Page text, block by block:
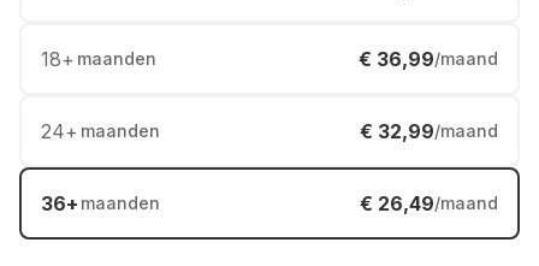
18+ maanden € 36,99/maand
24+ maanden € 32,99/maand
36+ maanden € 26,49/maand